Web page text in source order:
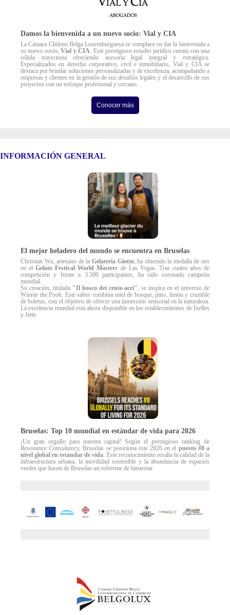
Damos la bienvenida a un nuevo socio: Vial y CIA
La Cámara Chileno Belga Luxemburguesa se complace en dar la bienvenida a
su nuevo socio,Vial y CIA. Este prestigioso estudio jurídico cuenta con una
sólida trayectoria ofreciendo asesoría legal integral y estratégica.
Especializados en derecho corporativo, civil e inmobiliario, Vial y CIA se
destaca por brindar soluciones personalizadas y de excelencia, acompañando a
empresas y clientes en la gestión de sus desafíos legales y el desarrollo de sus
proyectos con un enfoque profesional y cercano.
Conocer más
INFORMACIÓN GENERAL
El mejor heladero del mundo se encuentra en Bruselas
Christian Wu, artesano de la Gelateria Giotto, ha obtenido la medalla de oro
en elGelato Festival World Masters de Las Vegas. Tras cuatro años de
competición y frente a 3.500 participantes, ha sido coronado campeón
mundial.
Su creación, titulada "Il bosco dei cento acri", se inspira en el universo de
Winnie the Pooh. Este sabor combina miel de bosque, pino, limón y crumble
de boletus, con el objetivo de ofrecer una inmersión sensorial en la naturaleza.
La excelencia mundial está ahora disponible en los establecimientos de Ixelles
y Jette.
Bruselas: Top 10 mundial en estándar de vida para 2026
¡Un gran orgullo para nuestra capital! Según el prestigioso ranking de
Resonance Consultancy, Bruselas se posiciona este 2026 en el puesto #8 a
nivel global en estándar de vida. Este reconocimiento resalta la calidad de la
infraestructura urbana, la movilidad sostenible y la abundancia de espacios
verdes que hacen de Bruselas un referente de bienestar.